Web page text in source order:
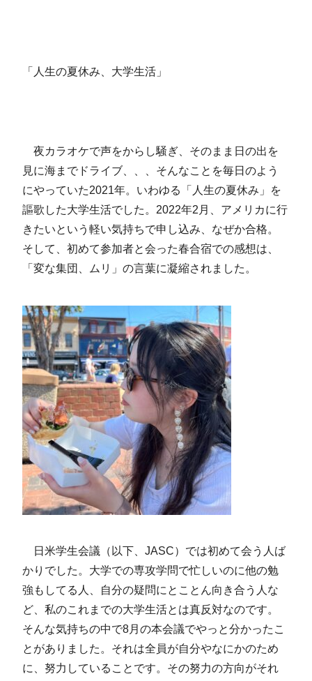
「人生の夏休み、大学生活」
夜カラオケで声をからし騒ぎ、そのまま日の出を
見に海までドライブ、、、そんなことを毎日のよう
にやっていた2021年。いわゆる「人生の夏休み」を
謳歌した大学生活でした。2022年2月、アメリカに行
きたいという軽い気持ちで申し込み、なぜか合格。
そして、初めて参加者と会った春合宿での感想は、
「変な集団、ムリ」の言葉に凝縮されました。
日米学生会議（以下、JASC）では初めて会う人ば
かりでした。大学での専攻学問で忙しいのに他の勉
強もしてる人、自分の疑問にとことん向き合う人な
ど、私のこれまでの大学生活とは真反対なのです。
そんな気持ちの中で8月の本会議でやっと分かったこ
とがありました。それは全員が自分やなにかのため
に、努力していることです。その努力の方向がそれ